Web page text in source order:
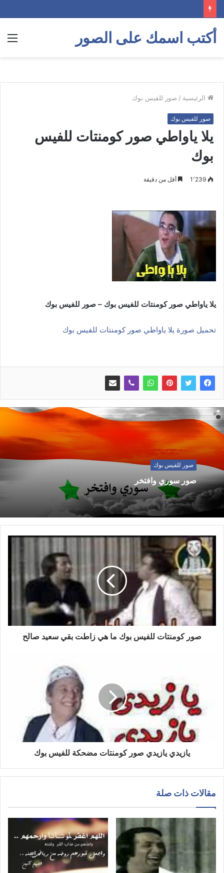
أكتب اسمك على الصور
الرئيسية / صور للفيس بوك
صور للفيس بوك
يلا ياواطي صور كومنتات للفيس
بوك
1٬239 أقل من دقيقة
يلا ياواطي صور كومنتات للفيس بوك – صور للفيس بوك
تحميل صورة يلا ياواطي صور كومنتات للفيس بوك
صور للفيس بوك
صور سوري وافتخر
صور كومنتات للفيس بوك ما هي زاطت بقي سعيد صالح
يازيدي يازيدي صور كومنتات مضحكة للفيس بوك
مقالات ذات صلة